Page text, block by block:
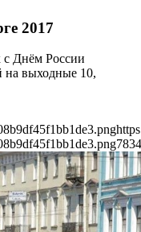
2017
с Днём России
на выходные 10,
783